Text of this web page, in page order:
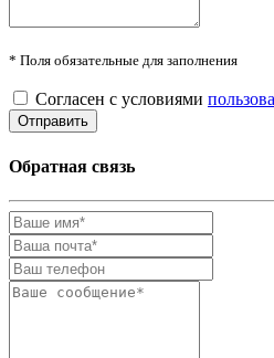
* Поля обязательные для заполнения
Согласен с условиями
Обратная связь